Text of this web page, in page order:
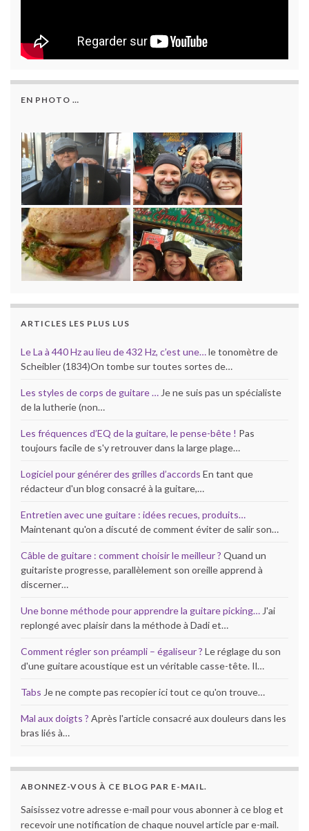
EN PHOTO …
ARTICLES LES PLUS LUS
Le La à 440 Hz au lieu de 432 Hz, c’est une…le tonomètre de
Scheibler (1834)On tombe sur toutes sortes de…
Les styles de corps de guitare … Je ne suis pas un spécialiste
de la lutherie (non…
Les fréquences d’EQ de la guitare, le pense-bête ! Pas
toujours facile de s'y retrouver dans la large plage…
Logiciel pour générer des grilles d’accords En tant que
rédacteur d'un blog consacré à la guitare,…
Entretien avec une guitare : idées recues, produits…
Maintenant qu'on a discuté de comment éviter de salir son…
Câble de guitare : comment choisir le meilleur ? Quand un
guitariste progresse, parallèlement son oreille apprend à
discerner…
Une bonne méthode pour apprendre la guitare picking… J'ai
replongé avec plaisir dans la méthode à Dadi et…
Comment régler son préampli – égaliseur ? Le réglage du son
d'une guitare acoustique est un véritable casse-tête. Il…
Tabs Je ne compte pas recopier ici tout ce qu'on trouve…
Mal aux doigts ? Après l'article consacré aux douleurs dans les
bras liés à…
ABONNEZ-VOUS À CE BLOG PAR E-MAIL.
Saisissez votre adresse e-mail pour vous abonner à ce blog et
recevoir une notification de chaque nouvel article par e-mail.